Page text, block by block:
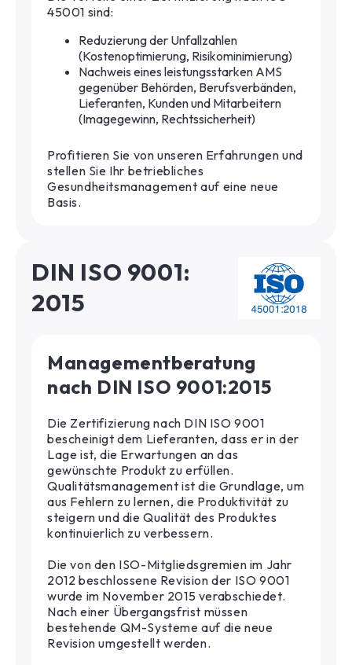
45001 sind:
Reduzierung der Unfallzahlen
(Kostenoptimierung, Risikominimierung)
Nachweis eines leistungsstarken AMS
gegenüber Behörden, Berufsverbänden,
Lieferanten, Kunden und Mitarbeitern
(Imagegewinn, Rechtssicherheit)
Profitieren Sie von unseren Erfahrungen und
stellen Sie Ihr betriebliches
Gesundheitsmanagement auf eine neue
Basis.
DIN ISO 9001:
2015
Managementberatung
nach DIN ISO 9001:2015
Die Zertifizierung nach DIN ISO 9001
bescheinigt dem Lieferanten, dass er in der
Lage ist, die Erwartungen an das
gewünschte Produkt zu erfüllen.
Qualitätsmanagement ist die Grundlage, um
aus Fehlern zu lernen, die Produktivität zu
steigern und die Qualität des Produktes
kontinuierlich zu verbessern.
Die von den ISO-Mitgliedsgremien im Jahr
2012 beschlossene Revision der ISO 9001
wurde im November 2015 verabschiedet.
Nach einer Übergangsfrist müssen
bestehende QM-Systeme auf die neue
Revision umgestellt werden.